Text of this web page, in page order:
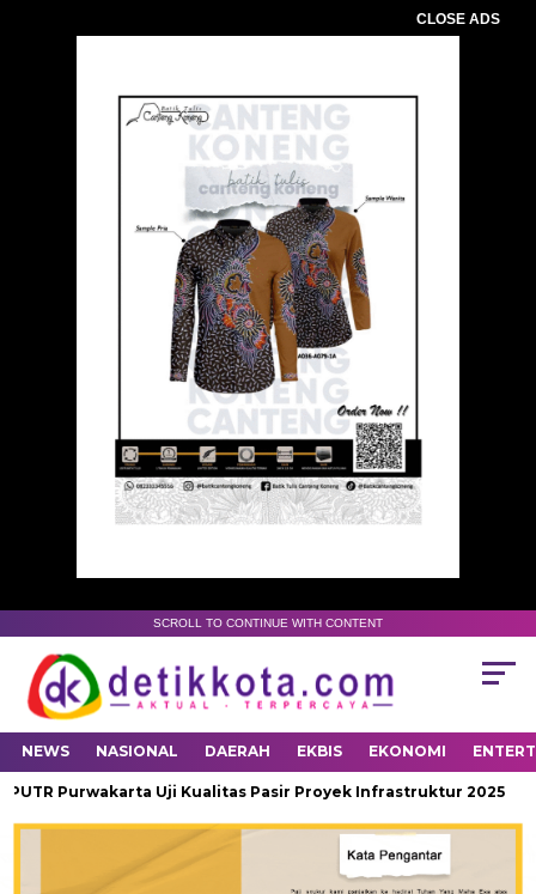
CLOSE ADS
SCROLL TO CONTINUE WITH CONTENT
NEWS NASIONAL DAERAH EKBIS EKONOMI
Purwakarta Uji Kualitas Pasir Proyek Infrastruktur 2025